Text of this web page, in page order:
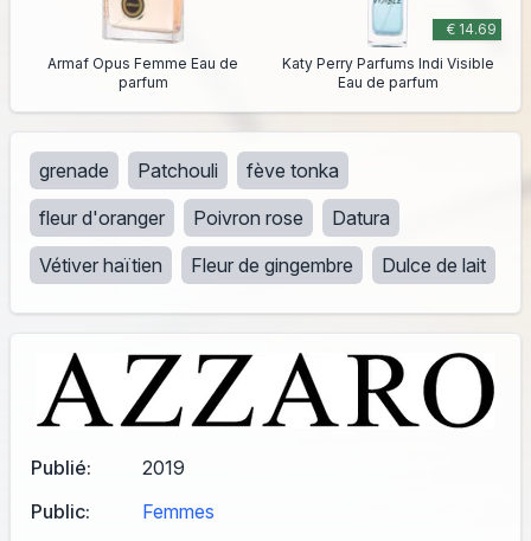
Publié:
2019
Public:
Femmes
Armaf Opus Femme Eau de
parfum
€ 14.69
Katy Perry Parfums Indi Visible
Eau de parfum
grenade Patchouli
fève tonka
fleur d'oranger
Poivron rose
Datura
Vétiver haïtien
Fleur de gingembre Dulce de lait